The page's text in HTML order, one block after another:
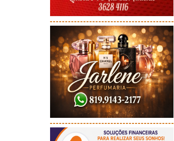
-----------------------------------------
-----------------------------------------